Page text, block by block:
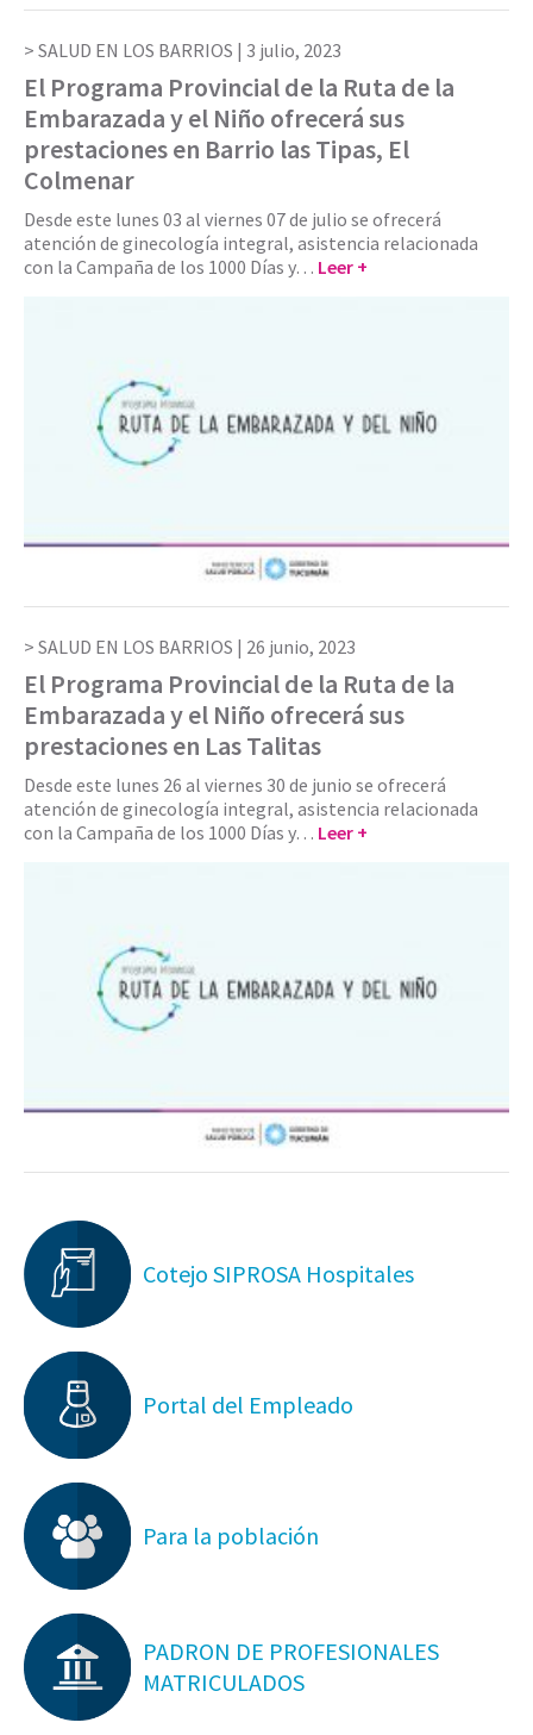
SALUD EN LOS BARRIOS | 3 julio, 2023
El Programa Provincial de la Ruta de la
Embarazada y el Niño ofrecerá sus
prestaciones en Barrio las Tipas, El
Colmenar
Desde este lunes 03 al viernes 07 de julio se ofrecerá
atención de ginecología integral, asistencia relacionada
con la Campaña de los 1000 Días y… Leer +
SALUD EN LOS BARRIOS | 26 junio, 2023
El Programa Provincial de la Ruta de la
Embarazada y el Niño ofrecerá sus
prestaciones en Las Talitas
Desde este lunes 26 al viernes 30 de junio se ofrecerá
atención de ginecología integral, asistencia relacionada
con la Campaña de los 1000 Días y… Leer +
Cotejo SIPROSA Hospitales
Portal del Empleado
Para la población
PADRON DE PROFESIONALES
MATRICULADOS